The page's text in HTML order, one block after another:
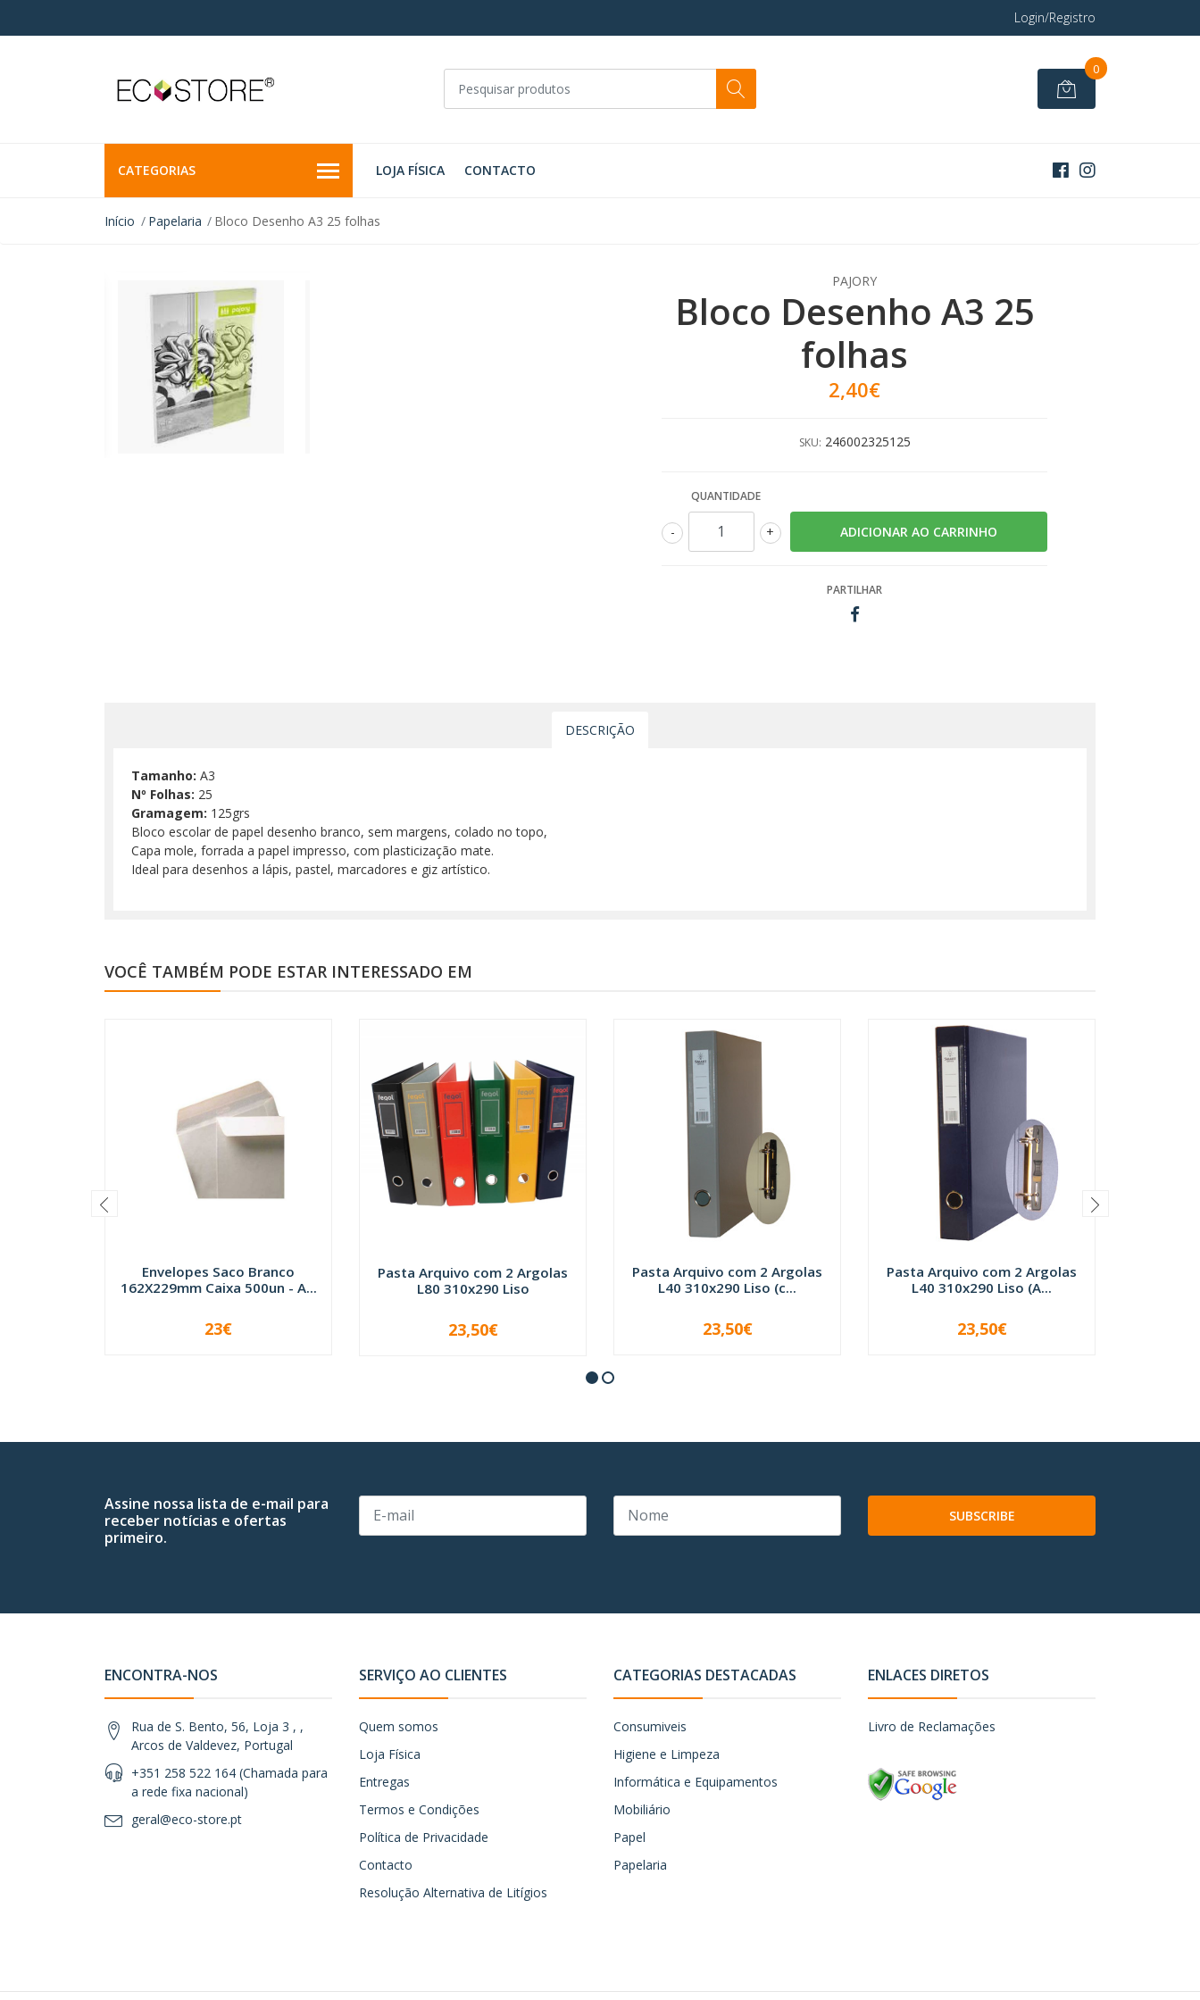
Login/Registro
0
CATEGORIAS LOJA FÍSICA CONTACTO
Início Papelaria Bloco Desenho A3 25 folhas
PAJORY
Bloco Desenho A3 25
folhas
2,40€
SKU: 246002325125
QUANTIDADE
+
-
PARTILHAR
DESCRIÇÃO
Tamanho: A3
Nº Folhas: 25
Gramagem: 125grs
Bloco escolar de papel desenho branco, sem margens, colado no topo,
Capa mole, forrada a papel impresso, com plasticização mate.
Ideal para desenhos a lápis, pastel, marcadores e giz artístico.
VOCÊ TAMBÉM PODE ESTAR INTERESSADO EM
Envelopes Saco Branco
162X229mm Caixa 500un - A...
+
23€
Pasta Arquivo com 2 Argolas
L80 310x290 Liso
VER OPÇÕES
23,50€
Pasta Arquivo com 2 Argolas
L40 310x290 Liso (c...
+
23,50€
Pasta Arquivo com 2 Argolas
L40 310x290 Liso (A...
+
23,50€
Assine nossa lista de e-mail para
receber notícias e ofertas
primeiro.
SUBSCRIBE
ENCONTRA-NOS
Rua de S. Bento, 56, Loja 3 , ,
Arcos de Valdevez, Portugal
+351 258 522 164 (Chamada para
a rede fixa nacional)
geral@eco-store.pt
SERVIÇO AO CLIENTES
Quem somos
Loja Física
Entregas
Termos e Condições
Política de Privacidade
Contacto
Resolução Alternativa de Litígios
CATEGORIAS DESTACADAS
Consumiveis
Higiene e Limpeza
Informática e Equipamentos
Mobiliário
Papel
Papelaria
ENLACES DIRETOS
Livro de Reclamações